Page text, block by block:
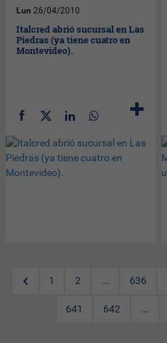
Lun 26/04/2010
Italcred abrió sucursal en Las
Piedras (ya tiene cuatro en
Montevideo).
1 2 ... 636
641 642 ...